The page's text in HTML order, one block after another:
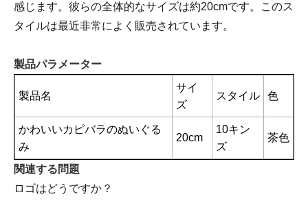
感じます。彼らの全体的なサイズは約20cmです。このス
タイルは最近非常によく販売されています。
製品パラメーター
製品名
サイ
ズ
スタイル 色
かわいいカピバラのぬいぐる
み
20cm
10キン
ズ
茶色
関連する問題
ロゴはどうですか？